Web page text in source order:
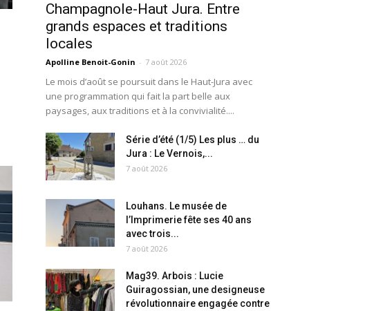
Champagnole-Haut Jura. Entre
grands espaces et traditions
locales
Apolline Benoit-Gonin - 7 août 2026
Le mois d’août se poursuit dans le Haut-Jura avec
une programmation qui fait la part belle aux
paysages, aux traditions et à la convivialité....
Série d’été (1/5) Les plus … du
Jura : Le Vernois,...
7 août 2026
Louhans. Le musée de
l’Imprimerie fête ses 40 ans
avec trois...
7 août 2026
Mag39. Arbois : Lucie
Guiragossian, une designeuse
révolutionnaire engagée contre